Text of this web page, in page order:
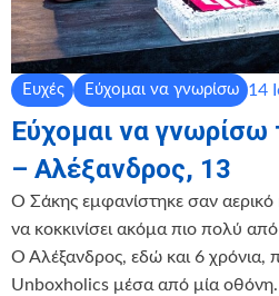
Ευχές Εύχομαι να γνωρίσω 14
Εύχομαι να γνωρίσω
– Αλέξανδρος, 13
Ο Σάκης εμφανίστηκε σαν αερικό
να κοκκινίσει ακόμα πιο πολύ
Ο Αλέξανδρος, εδώ και 6 χρόνια,
Unboxholics μέσα από μία οθόνη.